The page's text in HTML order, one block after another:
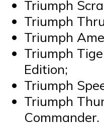
Triumph
Triumph
Triumph
Triumph
Edition;
Triumph
Triumph
Commander.